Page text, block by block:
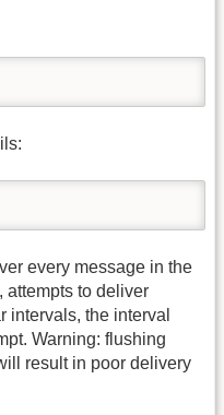
every message in the
attempts to deliver
intervals, the interval
Warning: flushing
result in poor delivery